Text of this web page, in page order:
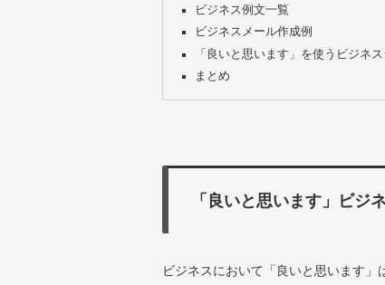
ビジネス例文一覧
ビジネスメール作成例
「良いと思います」を使うビジネ
まとめ
「良いと思います」ビジ
ビジネスにおいて「良いと思います